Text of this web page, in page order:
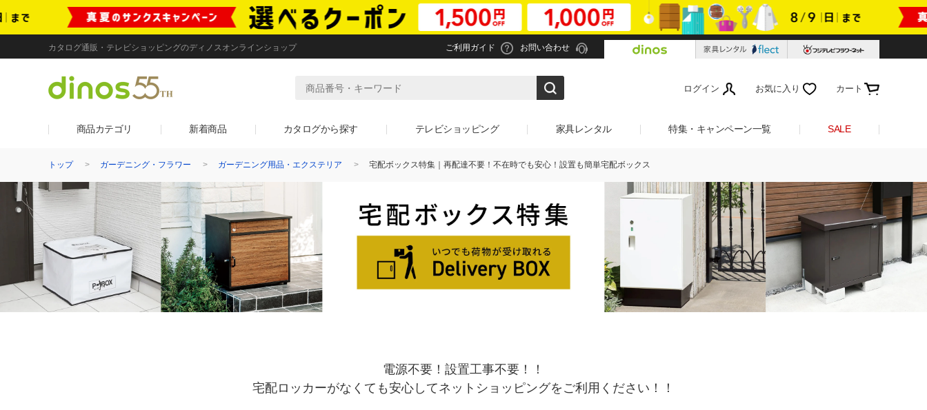
カタログ通販・テレビショッピングのディノスオンラインショップ ご利用ガイド お問い合わせ
ログイン お気に入り カート
商品カテゴリ 新着商品 カタログから探す テレビショッピング 家具レンタル 特集・キャンペーン一覧 SALE
トップ ガーデニング・フラワー ガーデニング用品・エクステリア 宅配ボックス特集｜再配達不要！不在時でも安心！設置も簡単宅配ボックス
電源不要！設置工事不要！！
宅配ロッカーがなくても安心してネットショッピングをご利用ください！！